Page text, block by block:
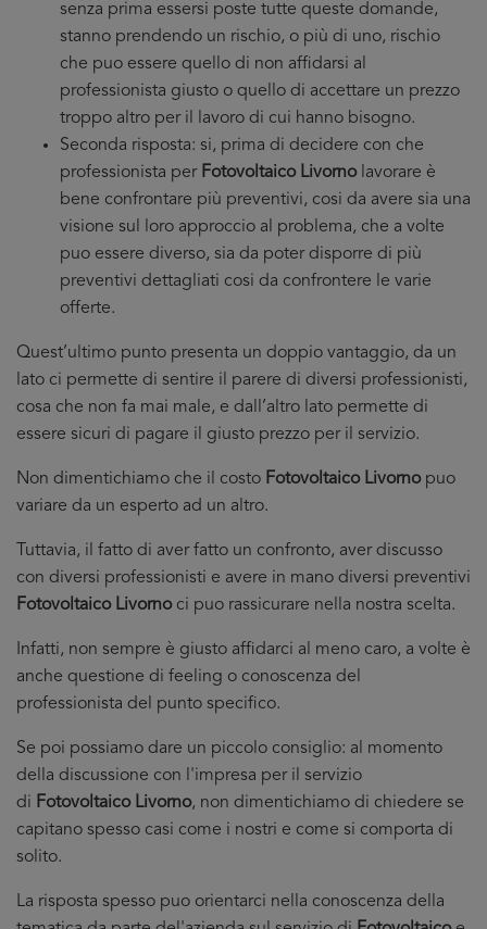
senza prima essersi poste tutte queste domande,
stanno prendendo un rischio, o più di uno, rischio
che puo essere quello di non affidarsi al
professionista giusto o quello di accettare un prezzo
troppo altro per il lavoro di cui hanno bisogno.
Seconda risposta: si, prima di decidere con che
professionista per Fotovoltaico Livornolavorare è
bene confrontare più preventivi, cosi da avere sia una
visione sul loro approccio al problema, che a volte
puo essere diverso, sia da poter disporre di più
preventivi dettagliati cosi da confrontere le varie
offerte.
Quest’ultimo punto presenta un doppio vantaggio, da un
lato ci permette di sentire il parere di diversi professionisti,
cosa che non fa mai male, e dall’altro lato permette di
essere sicuri di pagare il giusto prezzo per il servizio.
Non dimentichiamo che il costo Fotovoltaico Livornopuo
variare da un esperto ad un altro.
Tuttavia, il fatto di aver fatto un confronto, aver discusso
con diversi professionisti e avere in mano diversi preventivi
Fotovoltaico Livornoci puo rassicurare nella nostra scelta.
Infatti, non sempre è giusto affidarci al meno caro, a volte è
anche questione di feeling o conoscenza del
professionista del punto specifico.
Se poi possiamo dare un piccolo consiglio: al momento
della discussione con l'impresa per il servizio
di Fotovoltaico Livorno, non dimentichiamo di chiedere se
capitano spesso casi come i nostri e come si comporta di
solito.
La risposta spesso puo orientarci nella conoscenza della